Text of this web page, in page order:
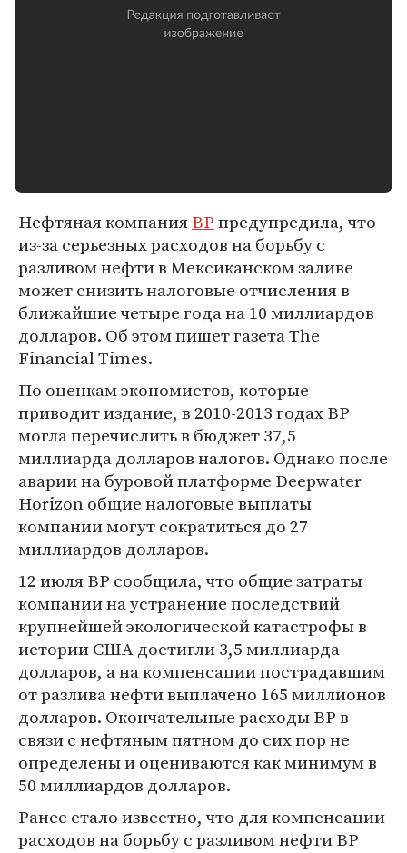
Нефтяная компанияBPпредупредила, что
из-за серьезных расходов на борьбу с
разливом нефти в Мексиканском заливе
может снизить налоговые отчисления в
ближайшие четыре года на 10 миллиардов
долларов. Об этом пишет газета The
Financial Times.
По оценкам экономистов, которые
приводит издание, в 2010-2013 годах ВР
могла перечислить в бюджет 37,5
миллиарда долларов налогов. Однако после
аварии на буровой платформе Deepwater
Horizon общие налоговые выплаты
компании могут сократиться до 27
миллиардов долларов.
12 июля ВР сообщила, что общие затраты
компании на устранение последствий
крупнейшей экологической катастрофы в
истории США достигли 3,5 миллиарда
долларов, а на компенсации пострадавшим
от разлива нефти выплачено 165 миллионов
долларов. Окончательные расходы ВР в
связи с нефтяным пятном до сих пор не
определены и оцениваются как минимум в
50 миллиардов долларов.
Ранее стало известно, что для компенсации
расходов на борьбу с разливом нефти ВР